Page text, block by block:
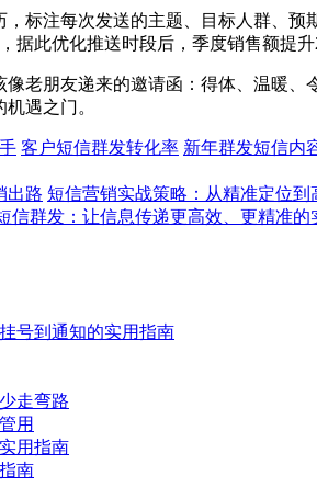
标注每次发送的主题、目标人群、
此优化推送时段后，季度销售额提升
老朋友递来的邀请函：得体、温暖
遇之门。
客户短信群发转化率 新年群发短信内
出路 短信营销实战策略：从精准定位
信群发：让信息传递更高效、更精准的
号到通知的实用指南
走弯路
用
用指南
南